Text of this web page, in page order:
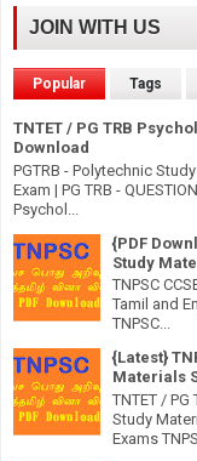
JOIN WITH US
Popular Tags
TNTET / PG TRB
Download
PGTRB - Polytechnic
Exam | PG TRB -
Psychol...
{PDF
Study
TNPSC
Tamil and
TNPSC...
{Latest}
Materials
TNTET /
Study
Exams